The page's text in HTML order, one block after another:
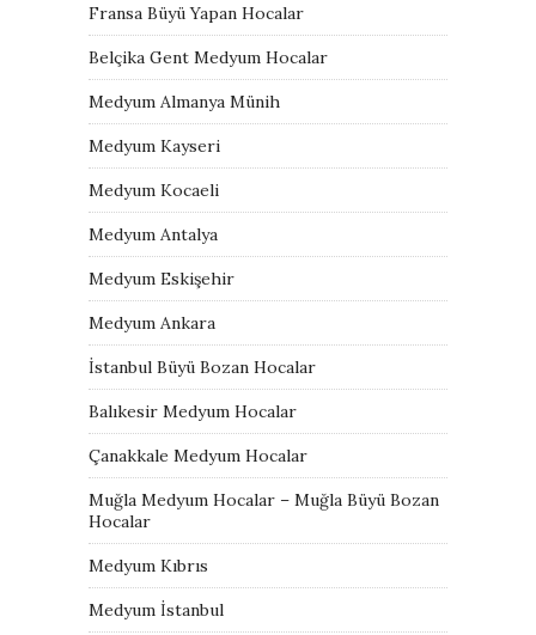
Fransa Büyü Yapan Hocalar
Belçika Gent Medyum Hocalar
Medyum Almanya Münih
Medyum Kayseri
Medyum Kocaeli
Medyum Antalya
Medyum Eskişehir
Medyum Ankara
İstanbul Büyü Bozan Hocalar
Balıkesir Medyum Hocalar
Çanakkale Medyum Hocalar
Muğla Medyum Hocalar – Muğla Büyü Bozan
Hocalar
Medyum Kıbrıs
Medyum İstanbul